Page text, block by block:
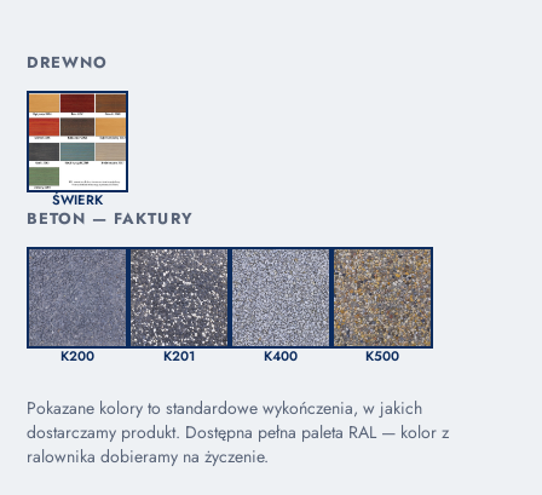
DREWNO
ŚWIERK
BETON — FAKTURY
K200 K201 K400 K500
Pokazane kolory to standardowe wykończenia, w jakich
dostarczamy produkt. Dostępna pełna paleta RAL — kolor z
ralownika dobieramy na życzenie.